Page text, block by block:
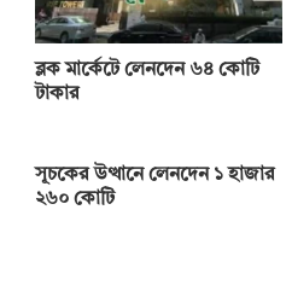
ব্লক মার্কেটে লেনদেন ৬৪ কোটি
টাকার
সূচকের উত্থানে লেনদেন ১ হাজার
২৬০ কোটি